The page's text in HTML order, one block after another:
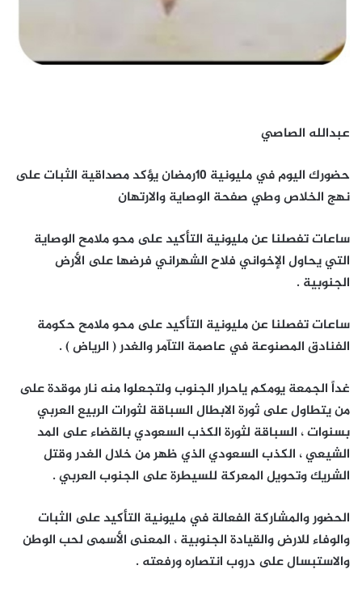
عبدالله الصاصي
حضورك اليوم في مليونية 10رمضان يؤكد مصداقية الثبات على
نهج الخلاص وطي صفحة الوصاية والارتهان
ساعات تفصلنا عن مليونية التأكيد على محو ملامح الوصاية
التي يحاول الإخواني فلاح الشهراني فرضها على الأرض
الجنوبية .
ساعات تفصلنا عن مليونية التأكيد على محو ملامح حكومة
الفنادق المصنوعة في عاصمة التآمر والغدر ( الرياض ) .
غداً الجمعة يومكم ياحرار الجنوب ولتجعلوا منه نار موقدة على
من يتطاول على ثورة الابطال السباقة لثورات الربيع العربي
بسنوات ، السباقة لثورة الكذب السعودي بالقضاء على المد
الشيعي ، الكذب السعودي الذي ظهر من خلال الغدر وقتل
الشريك وتحويل المعركة للسيطرة على الجنوب العربي .
الحضور والمشاركة الفعالة في مليونية التأكيد على الثبات
والوفاء للارض والقيادة الجنوبية ، المعنى الأسمى لحب الوطن
والاستبسال على دروب انتصاره ورفعته .